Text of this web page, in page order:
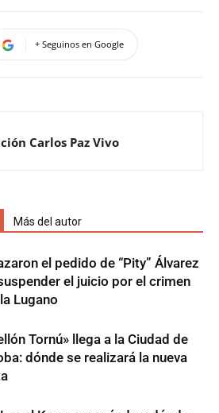
+ Seguinos en Google
Carlos Paz Vivo
Más del autor
el pedido de “Pity” Álvarez
el juicio por el crimen
Lugano
Tornú» llega a la Ciudad de
dónde se realizará la nueva